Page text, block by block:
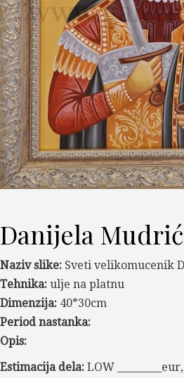
Danijela Mudrić
Naziv slike: Sveti velikomucenik
Tehnika: ulje na platnu
Dimenzija: 40*30cm
Period nastanka:
Opis:
Estimacija dela: LOW